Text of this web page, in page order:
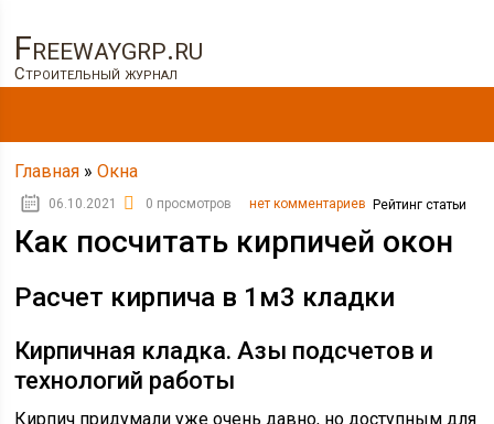
Freewaygrp.ru
Строительный журнал
Главная »Окна
06.10.2021 0 просмотров нет комментариев Рейтинг статьи
Как посчитать кирпичей окон
Расчет кирпича в 1м3 кладки
Кирпичная кладка. Азы подсчетов и
технологий работы
Кирпич придумали уже очень давно, но доступным для